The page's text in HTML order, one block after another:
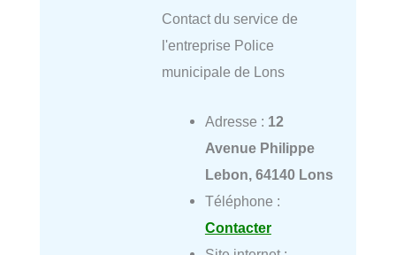
Contact du service de
l'entreprise Police
municipale de Lons
Adresse : 12
Avenue Philippe
Lebon, 64140 Lons
Téléphone :
Contacter